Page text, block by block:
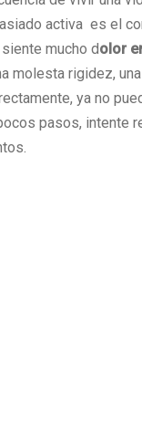
activa es el
mucho dolor
molesta rigidez,
ya no
pasos, intente